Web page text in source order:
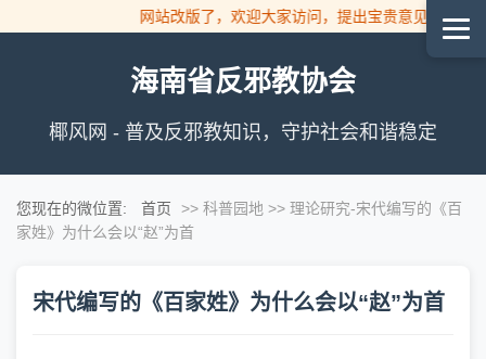
网站改版了，欢迎大家访问，提出宝贵意见！
海南省反邪教协会
椰风网 - 普及反邪教知识，守护社会和谐稳定
您现在的微位置: 首页 >> 科普园地 >> 理论研究-宋代编写的《百
家姓》为什么会以“赵”为首
宋代编写的《百家姓》为什么会以“赵”为首